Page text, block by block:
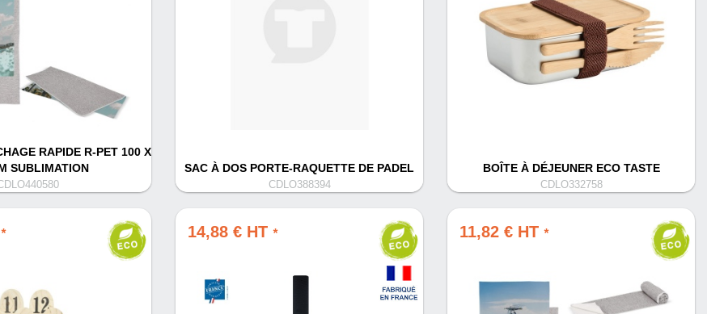
RAPIDE R-PET 100 X
SUBLIMATION
SAC À DOS PORTE-RAQUETTE DE PADEL
CDLO388394
BOÎTE À DÉJEUNER ECO TASTE
CDLO332758
* 14,88 € HT * 11,82 € HT *